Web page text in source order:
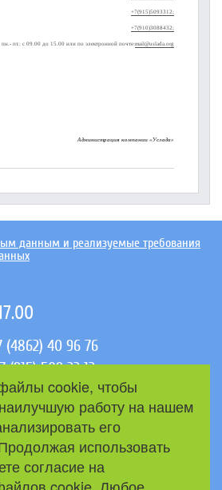
+7(915)5093312;
+7(910)3088432;
пн.- пт.: с 09.00 до 15.00 или по электронной почте:mail@uslada.org
Администрация компании «Услада»
данным и реализуемые требования
(4862) 40 96 76
(915) 509 33 12
(910) 308 84 32
отдел продаж
cookie, чтобы
работу на нашем
его
использовать
согласие на